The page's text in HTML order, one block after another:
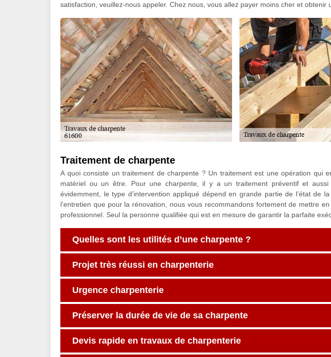
satisfaction, veuillez-nous appeler. Chez nous, vous allez payer moins cher et obtenir
Traitement de charpente
A quoi consiste un traitement de charpente ? Un traitement est une opération qui
matériel ou un être. Pour une charpente, il y a un traitement préventif et aussi
évidemment, le type d’intervention appliqué dépend en grande partie de l’état de
l’entretien que pour la rénovation, nous vous recommandons fortement de mettre
professionnel. Seul la personne qualifiée qui est en mesure de garantir la parfaite
Quelles sont les utilités d’une charpente ?
Projet très réussi en charpenterie
Urgence charpenterie
Préserver la durée de vie de sa charpente
Devis rapide en travaux de charpenterie